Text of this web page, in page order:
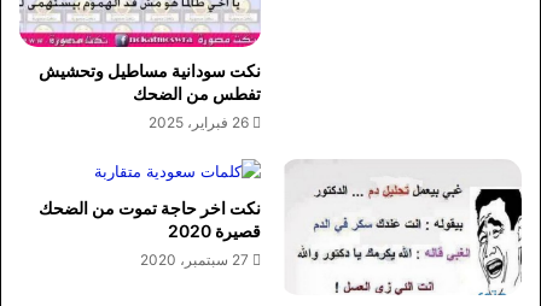
نكت سودانية مساطيل وتحشيش
تفطس من الضحك
26 فبراير، 2025
نكت اخر حاجة تموت من الضحك
قصيرة 2020
27 سبتمبر، 2020